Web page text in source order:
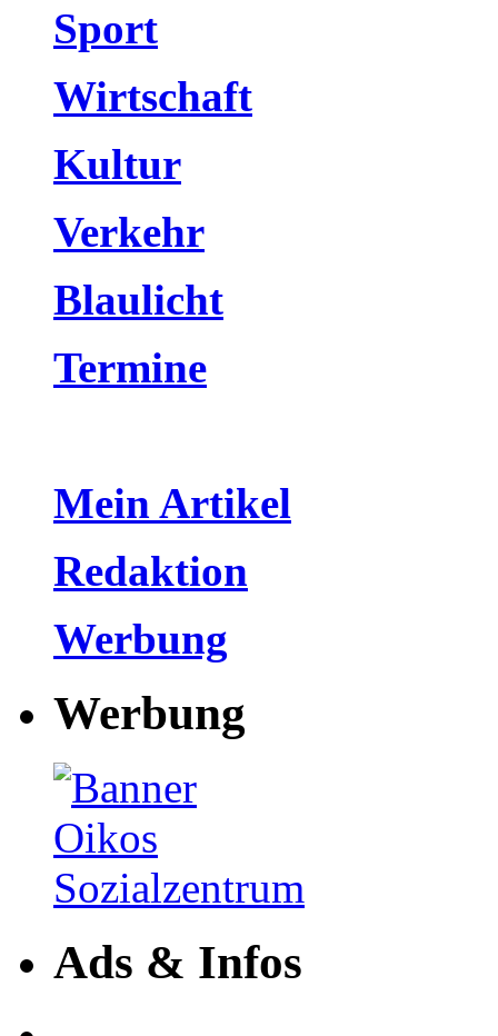
Sport
Wirtschaft
Kultur
Verkehr
Blaulicht
Termine
Mein Artikel
Redaktion
Werbung
Werbung
Ads & Infos